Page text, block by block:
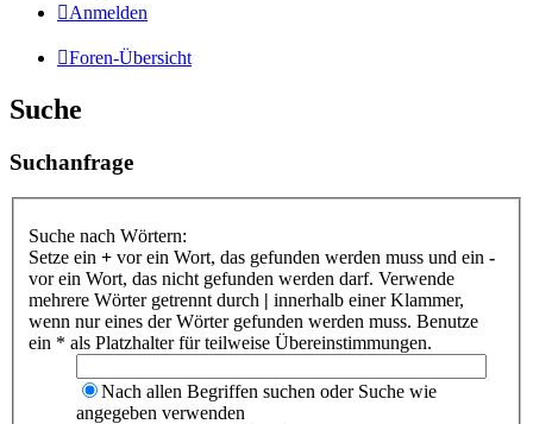
Anmelden
Foren-Übersicht
Suche
Suchanfrage
Suche nach Wörtern:
Setze ein + vor ein Wort, das gefunden werden muss und ein -
vor ein Wort, das nicht gefunden werden darf. Verwende
mehrere Wörter getrennt durch | innerhalb einer Klammer,
wenn nur eines der Wörter gefunden werden muss. Benutze
ein * als Platzhalter für teilweise Übereinstimmungen.
Nach allen Begriffen suchen oder Suche wie
angegeben verwenden